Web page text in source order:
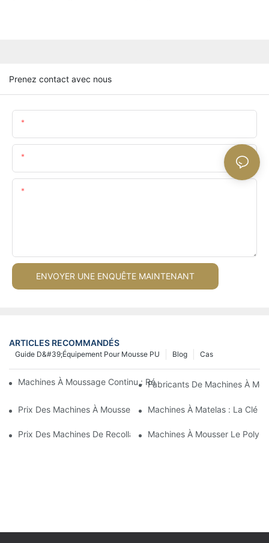
Prenez contact avec nous
ENVOYER UNE ENQUÊTE MAINTENANT
ARTICLES RECOMMANDÉS
Cas
Blog
Guide D&#39;équipement Pour Mousse PU
Machines À Moussage Continu : Révolutionner La Production
Fabricants De Machines À
Prix ​​des Machines À Mousser Par Lots : À Quoi S’attendre Sur
Machines À Matelas : La Clé
Prix ​​des Machines De Recollage De Mousse : Facteurs
Machines À Mousser Le